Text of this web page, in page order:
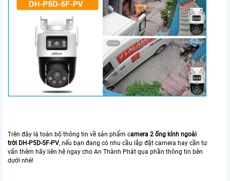
Trên đây là toàn bộ thông tin về sản phẩm camera 2 ống kính ngoài
trời DH-P5D-5F-PV, nếu bạn đang có nhu cầu lắp đặt camera hay cần tư
vấn thêm hãy liên hệ ngay cho An Thành Phát qua phần thông tin bên
dưới nhé!